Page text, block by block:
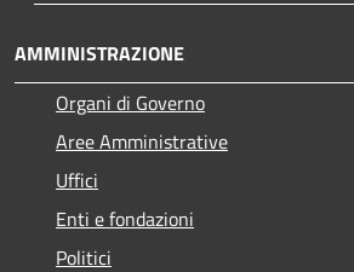
AMMINISTRAZIONE
Organi di Governo
Aree Amministrative
Uffici
Enti e fondazioni
Politici